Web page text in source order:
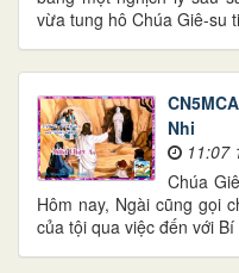
vừa tung hô Chúa Giê-su
Nhi
11:07
Chúa
Hôm nay, Ngài cũng gọi
của tội qua việc đến với